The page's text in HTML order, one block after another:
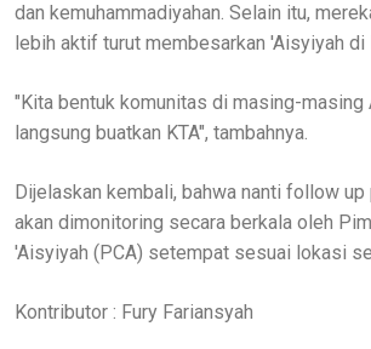
dan kemuhammadiyahan. Selain itu,
lebih aktif turut membesarkan 'Aisyiyah di
"Kita bentuk komunitas di masing-masing
langsung buatkan KTA", tambahnya.
Dijelaskan kembali, bahwa nanti follow
akan dimonitoring secara berkala oleh
'Aisyiyah (PCA) setempat sesuai lokasi
Kontributor : Fury Fariansyah